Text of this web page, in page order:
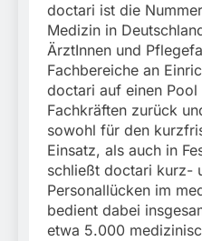
doctari ist die
Medizin in
ÄrztInnen und
Fachbereiche an
doctari auf einen
Fachkräften zurück
sowohl für den
Einsatz, als auch in
schließt doctari kurz-
Personallücken im
bedient dabei
etwa 5.000